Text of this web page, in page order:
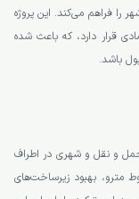
را فراهم می‌کند. این پروژه
قرار دارد، که باعث شده
باشد.
و نقل و شهری در اطراف
مترو، بهبود زیرساخت‌های